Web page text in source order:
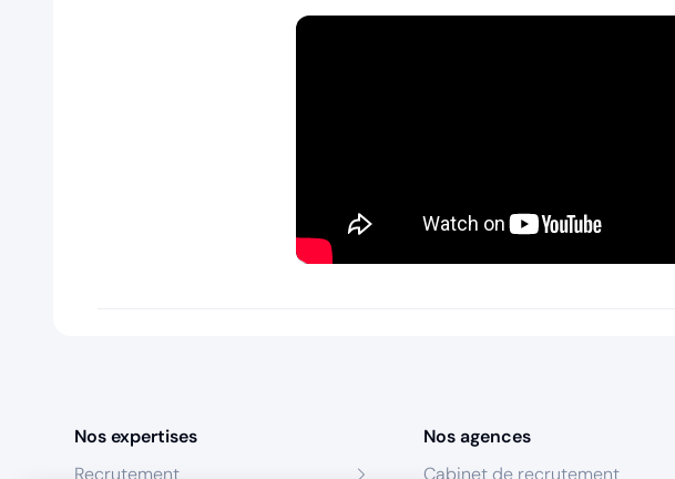
Nos expertises
Recrutement
Nos agences
Cabinet de recrutement